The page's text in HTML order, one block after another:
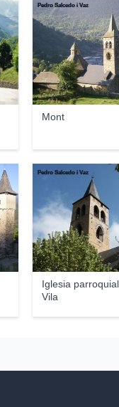
Mont
Pedro Salcedo i Vaz
Iglesia
Vila
Pedro Salcedo i Vaz